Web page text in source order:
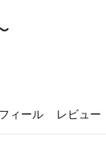
ィール レビュー